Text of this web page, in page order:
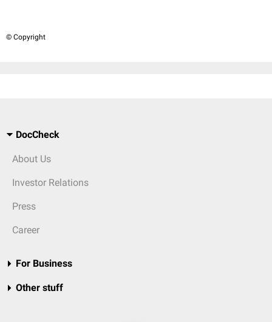
© Copyright
DocCheck
About Us
Investor Relations
Press
Career
For Business
Other stuff